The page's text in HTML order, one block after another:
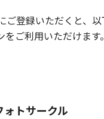
ご登録いただくと、
ご利用いただけます。
ォトサークル